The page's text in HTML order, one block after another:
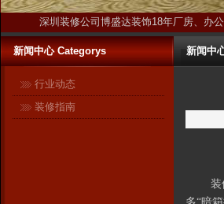
深圳装修公司博盛达装饰18年厂房、办
新闻中心 Categorys
行业动态
装修指南
新闻中
装